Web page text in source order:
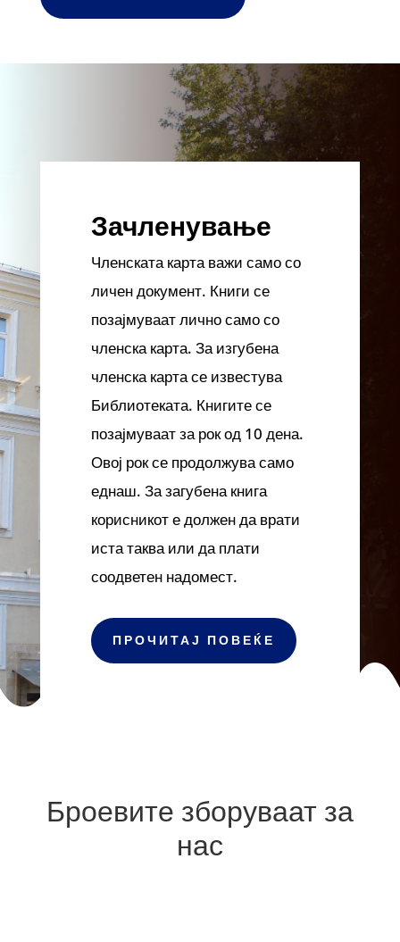
Зачленување
Членската карта важи само со
личен документ. Книги се
позајмуваат лично само со
членска карта. За изгубена
членска карта се известува
Библиотеката. Книгите се
позајмуваат за рок од 10 дена.
Овој рок се продолжува само
еднаш. За загубена книга
корисникот е должен да врати
иста таква или да плати
соодветен надомест.
ПРОЧИТАЈ ПОВЕЌЕ
Броевите зборуваат за
нас